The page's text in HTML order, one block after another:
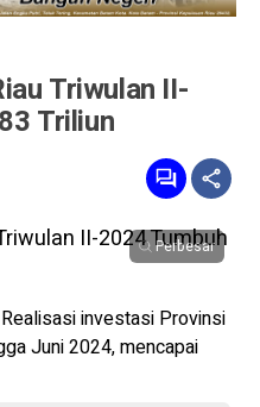
Triwulan II-
Triliun
Perbesar
investasi Provinsi
Juni 2024, mencapai